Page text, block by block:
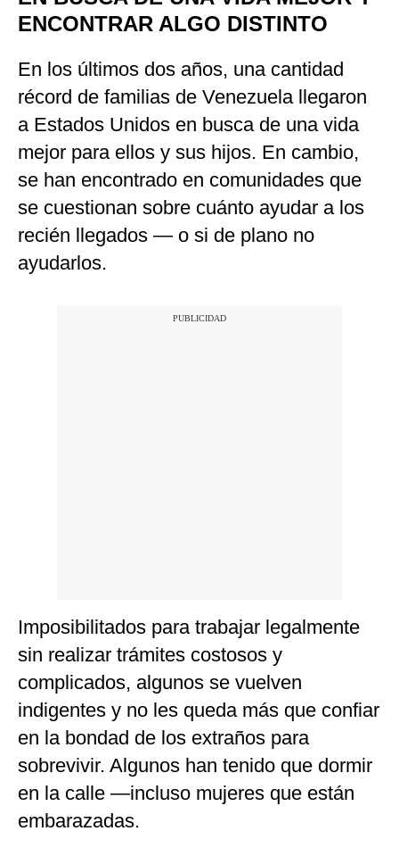
ENCONTRAR ALGO DISTINTO
En los últimos dos años, una cantidad
récord de familias de Venezuela llegaron
a Estados Unidos en busca de una vida
mejor para ellos y sus hijos. En cambio,
se han encontrado en comunidades que
se cuestionan sobre cuánto ayudar a los
recién llegados — o si de plano no
ayudarlos.
Imposibilitados para trabajar legalmente
sin realizar trámites costosos y
complicados, algunos se vuelven
indigentes y no les queda más que confiar
en la bondad de los extraños para
sobrevivir. Algunos han tenido que dormir
en la calle —incluso mujeres que están
embarazadas.